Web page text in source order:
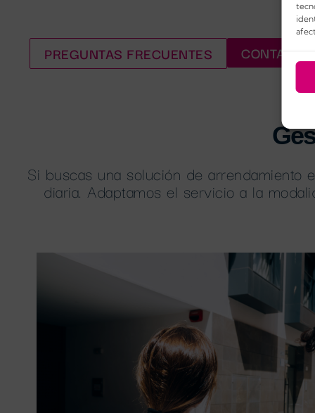
PREGUNTAS FRECUENTES
CONTACTO
Si buscas una solución de arrendamiento
diaria. Adaptamos el servicio a la